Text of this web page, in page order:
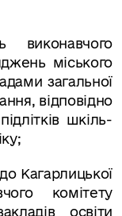
виконавчого
міського
загальної
відповідно
шкіль­
Кагарлицької
комітету
освіти